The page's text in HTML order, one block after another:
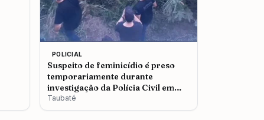
POLICIAL
Suspeito de feminicídio é preso
temporariamente durante
investigação da Polícia Civil em
Taubaté
Taubaté